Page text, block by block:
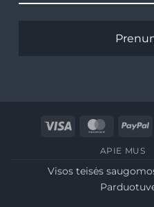
Visa
APIE MUS
Visos teisės